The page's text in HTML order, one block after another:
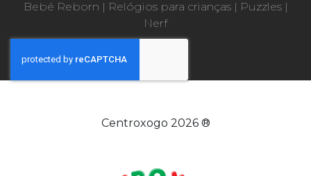
Bebé Reborn | Relógios para crianças| Puzzles|
Nerf
Centroxogo 2026 ®